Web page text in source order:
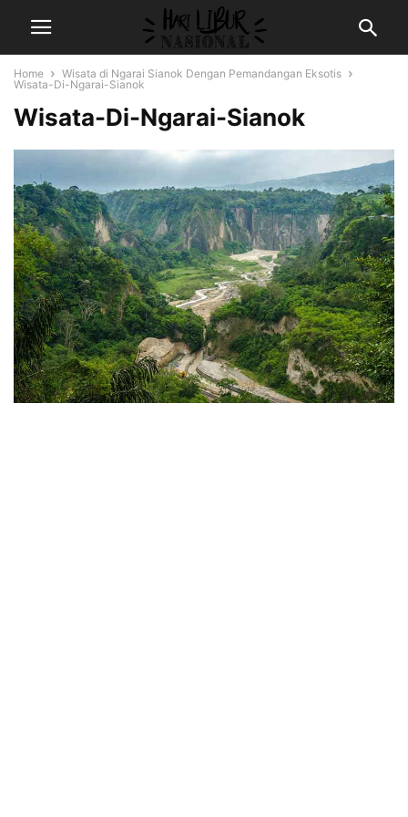
Home
Wisata di Ngarai Sianok Dengan Pemandangan Eksotis
Wisata-Di-Ngarai-Sianok
Wisata-Di-Ngarai-Sianok